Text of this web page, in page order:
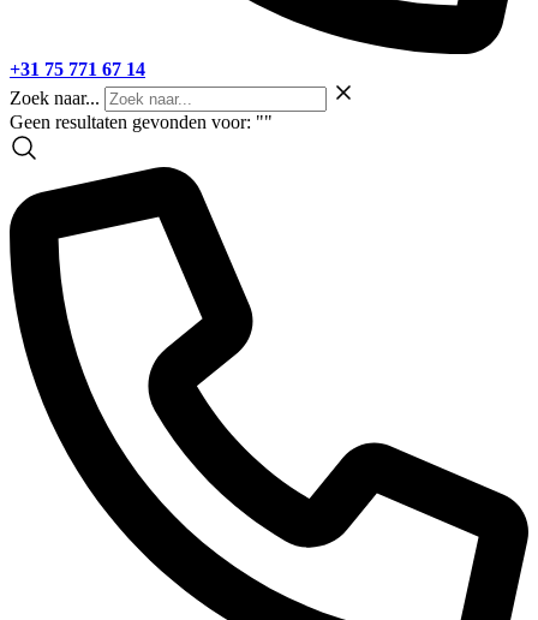
+31 75 771 67 14
Zoek naar...
Geen resultaten gevonden voor: ""